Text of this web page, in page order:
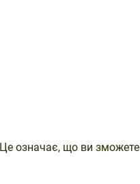
означає, що ви зможете